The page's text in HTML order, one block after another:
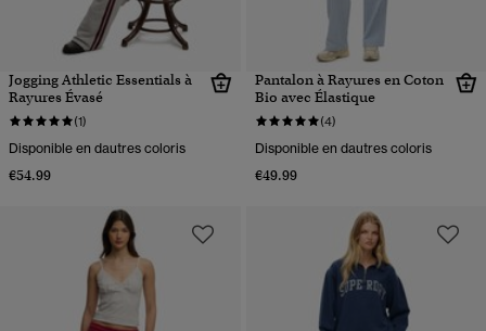
Jogging Athletic Essentials à
Rayures Évasé
(1)
Disponible en dautres coloris
€54.99
Pantalon à Rayures en Coton
Bio avec Élastique
(4)
Disponible en dautres coloris
€49.99